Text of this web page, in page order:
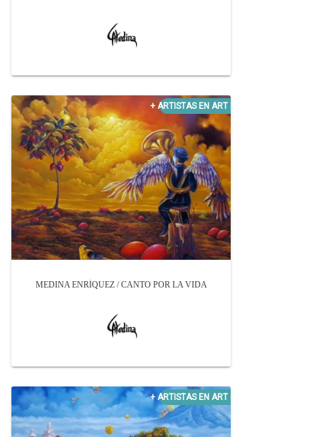
MEDINA ENRÍQUEZ / CANTO POR LA VIDA